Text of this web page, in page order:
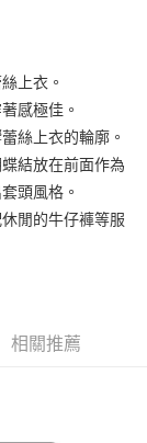
無須另外申請。
轉到大哥付的交易
，確認付款後即完
頁面所載為準。
算日後寄送繳費提
。 讓您購物簡單
上衣。
感極佳。
絲上衣的輪廓。
結放在前面作為
頭風格。
閒的牛仔褲等服
相關推薦